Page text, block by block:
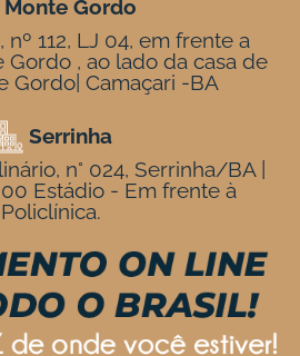
Monte Gordo
nº 112, LJ 04, em frente a
, ao lado da casa de
Gordo| Camaçari -BA
Serrinha
n° 024, Serrinha/BA |
Estádio - Em frente à
Policlínica.